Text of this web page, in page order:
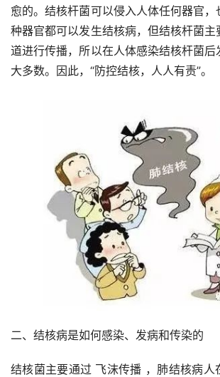
愈的。结核杆菌可以侵入人体任何器官
种器官都可以发生结核病，但结核杆菌主
道进行传播，所以在人体感染结核杆菌
大多数。因此，“防控结核，人人有责”。
二、结核病是如何感染、发病和传染的
结核菌主要通过 飞沫传播 ，肺结核病人